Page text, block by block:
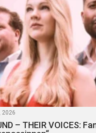
2026
– THEIR VOICES: